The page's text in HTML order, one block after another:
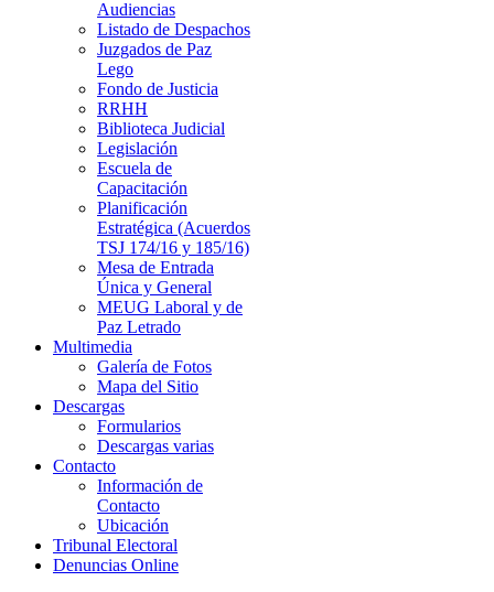
Audiencias
Listado de Despachos
Juzgados de Paz
Lego
Fondo de Justicia
RRHH
Biblioteca Judicial
Legislación
Escuela de
Capacitación
Planificación
Estratégica (Acuerdos
TSJ 174/16 y 185/16)
Mesa de Entrada
Única y General
MEUG Laboral y de
Paz Letrado
Multimedia
Galería de Fotos
Mapa del Sitio
Descargas
Formularios
Descargas varias
Contacto
Información de
Contacto
Ubicación
Tribunal Electoral
Denuncias Online